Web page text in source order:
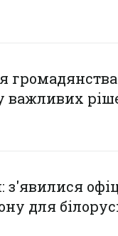
важливих
з'явилися
для